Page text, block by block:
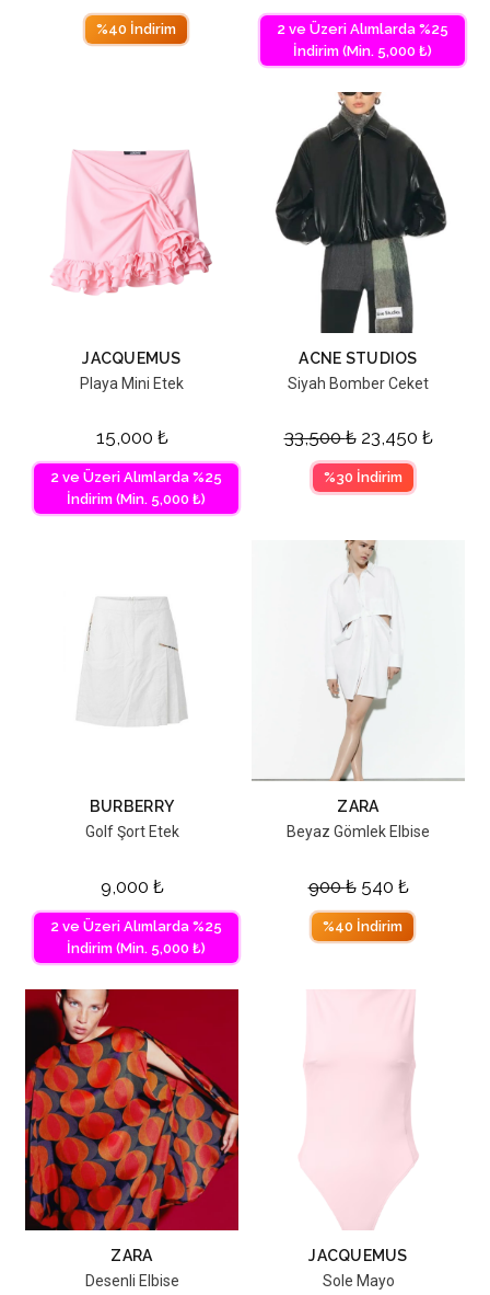
%40 İndirim
2 ve Üzeri Alımlarda %25
İndirim (Min. 5,000 ₺)
JACQUEMUS
Playa Mini Etek
15,000 ₺
2 ve Üzeri Alımlarda %25
İndirim (Min. 5,000 ₺)
ACNE STUDIOS
Siyah Bomber Ceket
33,500₺ 23,450 ₺
%30 İndirim
BURBERRY
Golf Şort Etek
9,000 ₺
2 ve Üzeri Alımlarda %25
İndirim (Min. 5,000 ₺)
ZARA
Beyaz Gömlek Elbise
900₺ 540 ₺
%40 İndirim
ZARA
Desenli Elbise
JACQUEMUS
Sole Mayo